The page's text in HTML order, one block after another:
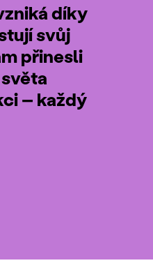
díky
svůj
přinesli
– každý